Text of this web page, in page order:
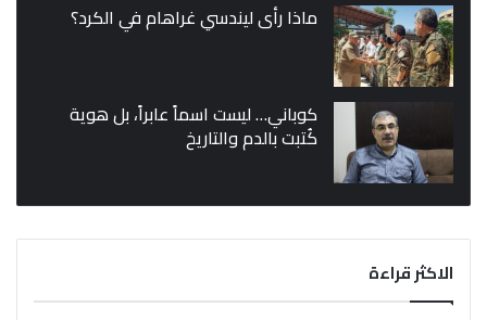
ماذا رأى ليندسي غراهام في الكرد؟
كوباني… ليست اسماً عابراً، بل هوية
كُتبت بالدم والتاريخ
الاكثر قراءة